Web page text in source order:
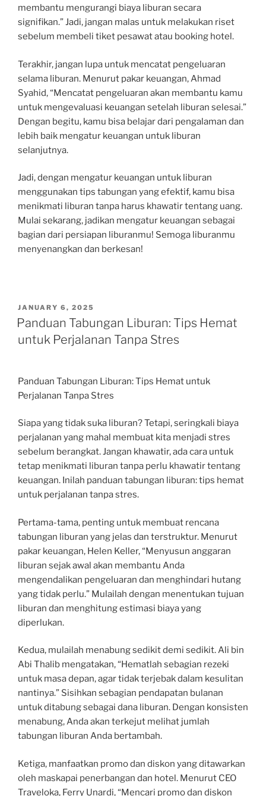
membantu mengurangi biaya liburan secara
signifikan.” Jadi, jangan malas untuk melakukan riset
sebelum membeli tiket pesawat atau booking hotel.
Terakhir, jangan lupa untuk mencatat pengeluaran
selama liburan. Menurut pakar keuangan, Ahmad
Syahid, “Mencatat pengeluaran akan membantu kamu
untuk mengevaluasi keuangan setelah liburan selesai.”
Dengan begitu, kamu bisa belajar dari pengalaman dan
lebih baik mengatur keuangan untuk liburan
selanjutnya.
Jadi, dengan mengatur keuangan untuk liburan
menggunakan tips tabungan yang efektif, kamu bisa
menikmati liburan tanpa harus khawatir tentang uang.
Mulai sekarang, jadikan mengatur keuangan sebagai
bagian dari persiapan liburanmu! Semoga liburanmu
menyenangkan dan berkesan!
POSTED
ON
JANUARY 6, 2025
Panduan Tabungan Liburan: Tips Hemat
untuk Perjalanan Tanpa Stres
Panduan Tabungan Liburan: Tips Hemat untuk
Perjalanan Tanpa Stres
Siapa yang tidak suka liburan? Tetapi, seringkali biaya
perjalanan yang mahal membuat kita menjadi stres
sebelum berangkat. Jangan khawatir, ada cara untuk
tetap menikmati liburan tanpa perlu khawatir tentang
keuangan. Inilah panduan tabungan liburan: tips hemat
untuk perjalanan tanpa stres.
Pertama-tama, penting untuk membuat rencana
tabungan liburan yang jelas dan terstruktur. Menurut
pakar keuangan, Helen Keller, “Menyusun anggaran
liburan sejak awal akan membantu Anda
mengendalikan pengeluaran dan menghindari hutang
yang tidak perlu.” Mulailah dengan menentukan tujuan
liburan dan menghitung estimasi biaya yang
diperlukan.
Kedua, mulailah menabung sedikit demi sedikit. Ali bin
Abi Thalib mengatakan, “Hematlah sebagian rezeki
untuk masa depan, agar tidak terjebak dalam kesulitan
nantinya.” Sisihkan sebagian pendapatan bulanan
untuk ditabung sebagai dana liburan. Dengan konsisten
menabung, Anda akan terkejut melihat jumlah
tabungan liburan Anda bertambah.
Ketiga, manfaatkan promo dan diskon yang ditawarkan
oleh maskapai penerbangan dan hotel. Menurut CEO
Traveloka, Ferry Unardi, “Mencari promo dan diskon